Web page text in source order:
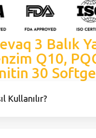
3 Balık
Q10,
30
Kullanılır?